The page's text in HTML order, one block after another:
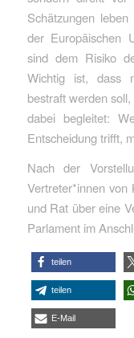
Schätzungen
der Europäischen
sind dem Risiko
Wichtig ist, dass
bestraft werden
dabei begleitet:
Entscheidung trifft,
Nach der
Vertreter*innen von
und Rat über eine
Parlament im
teilen
teilen
E-Mail